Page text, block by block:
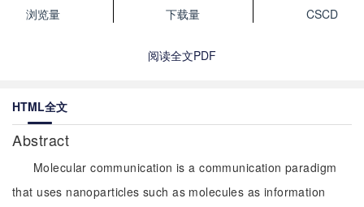
浏览量
下载量
CSCD
阅读全文PDF
HTML全文
Abstract
Molecular communication is a communication paradigm
that uses nanoparticles such as molecules as information